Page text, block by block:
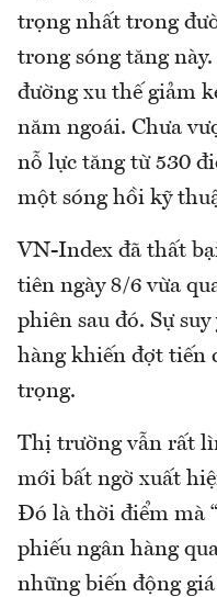
trọng nhất trong
trong sóng tăng
đường xu thế giảm
năm ngoái. Chưa
nỗ lực tăng từ 530
một sóng hồi kỹ
VN-Index đã thất
tiên ngày 8/6 vừa
phiên sau đó. Sự
hàng khiến đợt tiến
trọng.
Thị trường vẫn rất
mới bất ngờ xuất
Đó là thời điểm mà
phiếu ngân hàng
những biến động